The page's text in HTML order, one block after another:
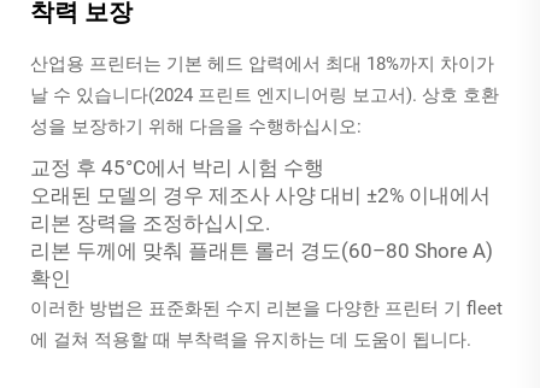
착력 보장
산업용 프린터는 기본 헤드 압력에서 최대 18%까지 차이가
날 수 있습니다(2024 프린트 엔지니어링 보고서). 상호 호환
성을 보장하기 위해 다음을 수행하십시오:
교정 후 45°C에서 박리 시험 수행
오래된 모델의 경우 제조사 사양 대비 ±2% 이내에서
리본 장력을 조정하십시오.
리본 두께에 맞춰 플래튼 롤러 경도(60–80 Shore A)
확인
이러한 방법은 표준화된 수지 리본을 다양한 프린터 기 fleet
에 걸쳐 적용할 때 부착력을 유지하는 데 도움이 됩니다.